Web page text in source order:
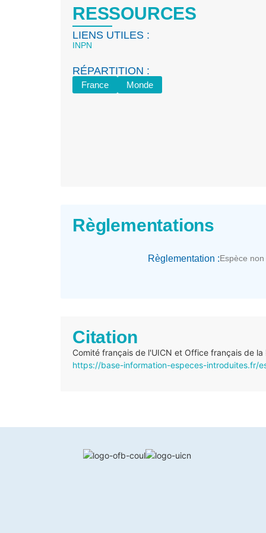
RESSOURCES
LIENS UTILES :
INPN
RÉPARTITION :
France Monde
Règlementations
Règlementation :Espèce non
Citation
Comité français de l'UICN et Office français de
https://base-information-especes-introduites.fr/